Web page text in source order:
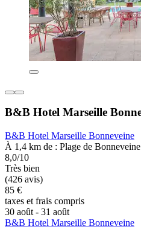
B&B Hotel Marseille
B&B Hotel Marseille Bonneveine
À 1,4 km de : Plage de Bonneveine
8,0/10
Très bien
(426 avis)
85 €
taxes et frais compris
30 août - 31 août
B&B Hotel Marseille Bonneveine